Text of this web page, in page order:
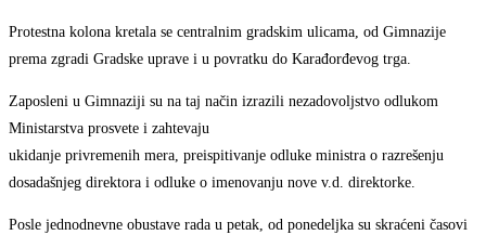
Protestna kolona kretala se centralnim gradskim ulicama, od Gimnazije
prema zgradi Gradske uprave i u povratku do Karađorđevog trga.
Zaposleni u Gimnaziji su na taj način izrazili nezadovoljstvo odlukom
Ministarstva prosvete i zahtevaju
ukidanje privremenih mera, preispitivanje odluke ministra o razrešenju
dosadašnjeg direktora i odluke o imenovanju nove v.d. direktorke.
Posle jednodnevne obustave rada u petak, od ponedeljka su skraćeni časovi